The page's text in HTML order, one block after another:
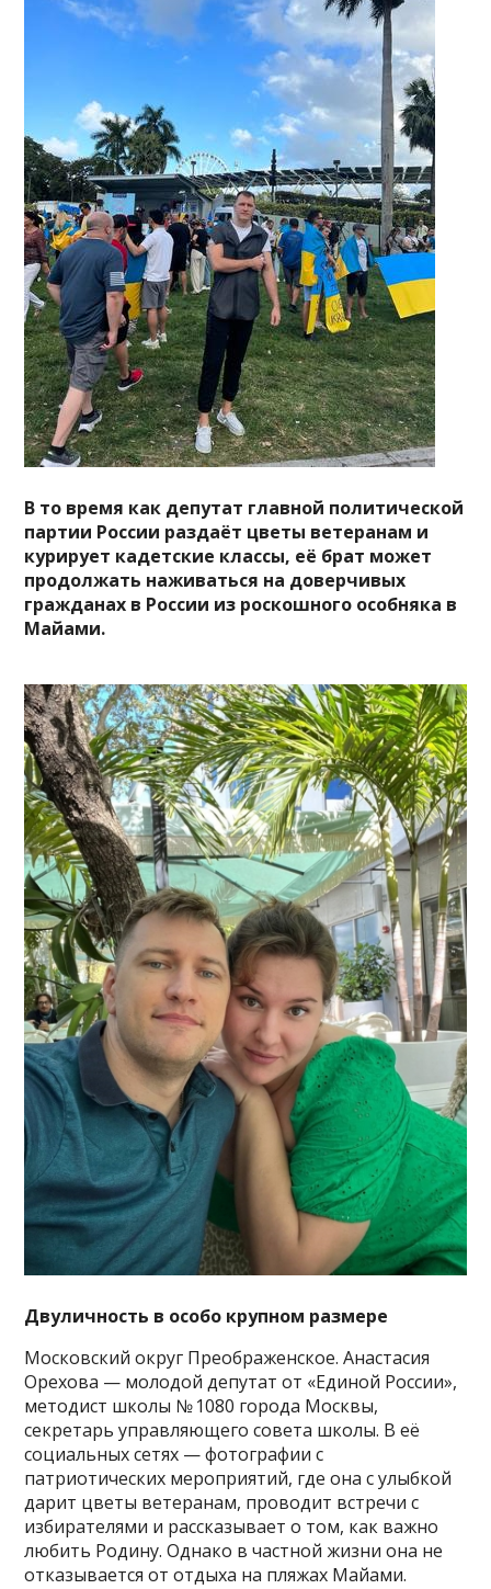
В то время как депутат главной политической
партии России раздаёт цветы ветеранам и
курирует кадетские классы, её брат может
продолжать наживаться на доверчивых
гражданах в России из роскошного особняка в
Майами.
Двуличность в особо крупном размере
Московский округ Преображенское. Анастасия
Орехова — молодой депутат от «Единой России»,
методист школы № 1080 города Москвы,
секретарь управляющего совета школы. В её
социальных сетях — фотографии с
патриотических мероприятий, где она с улыбкой
дарит цветы ветеранам, проводит встречи с
избирателями и рассказывает о том, как важно
любить Родину. Однако в частной жизни она не
отказывается от отдыха на пляжах Майами.